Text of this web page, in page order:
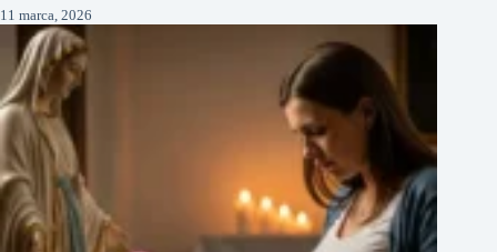
11 marca, 2026